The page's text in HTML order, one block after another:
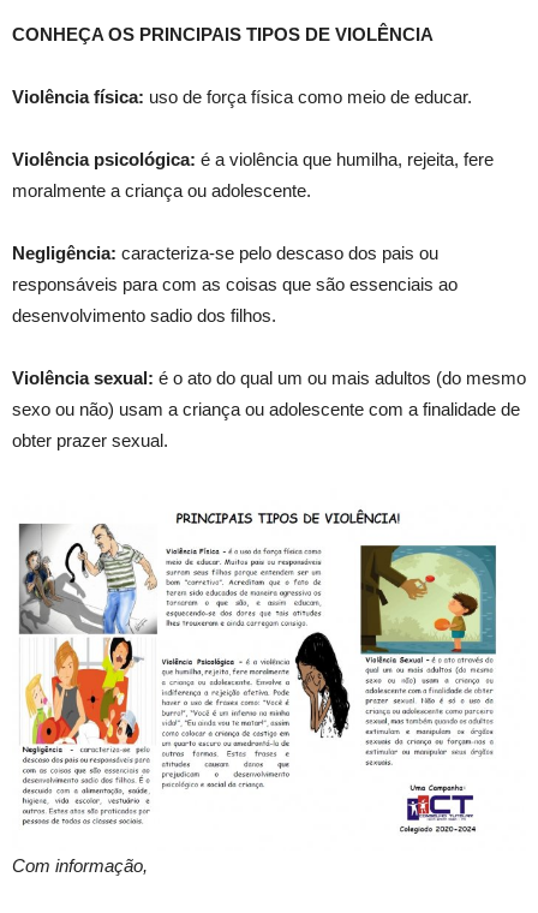
CONHEÇA OS PRINCIPAIS TIPOS DE VIOLÊNCIA
Violência física: uso de força física como meio de educar.
Violência psicológica: é a violência que humilha, rejeita, fere
moralmente a criança ou adolescente.
Negligência: caracteriza-se pelo descaso dos pais ou
responsáveis para com as coisas que são essenciais ao
desenvolvimento sadio dos filhos.
Violência sexual: é o ato do qual um ou mais adultos (do mesmo
sexo ou não) usam a criança ou adolescente com a finalidade de
obter prazer sexual.
Com informação,